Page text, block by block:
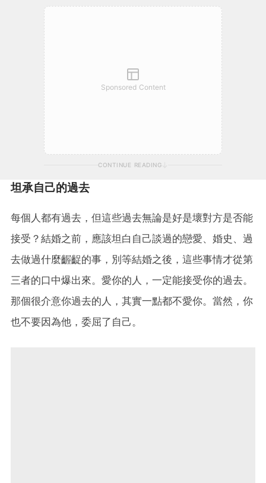
Sponsored Content
CONTINUE READING
坦承自己的過去
每個人都有過去，但這些過去無論是好是壞對方是否能
接受？結婚之前，應該坦白自己談過的戀愛、婚史、過
去做過什麼齷齪的事，別等結婚之後，這些事情才從第
三者的口中爆出來。愛你的人，一定能接受你的過去。
那個很介意你過去的人，其實一點都不愛你。當然，你
也不要因為他，委屈了自己。